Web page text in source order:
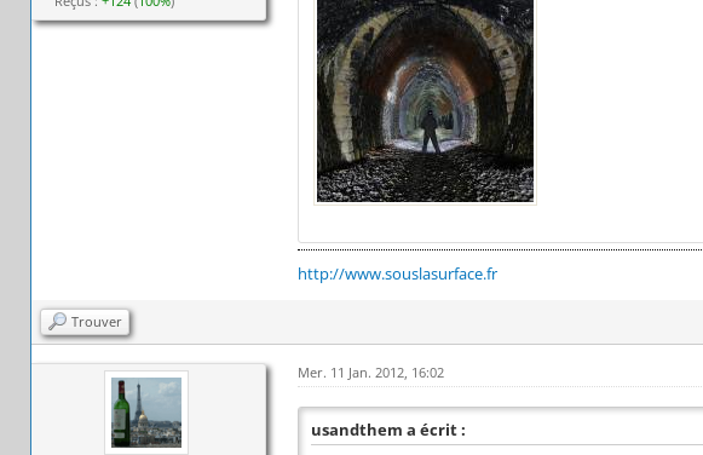
http://www.souslasurface.fr
Trouver
Mer. 11 Jan. 2012, 16:02
usandthem a écrit :